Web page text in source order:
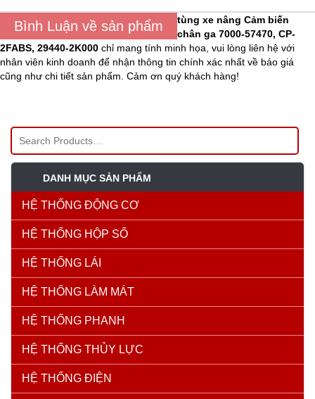
Bình Luận về sản phẩm tùng xe nâng Cảm biến
chân ga 7000-57470, CP-
2FABS, 29440-2K000 chỉ mang tính minh họa, vui lòng liên hệ với
nhân viên kinh doanh để nhận thông tin chính xác nhất về báo giá
cũng như chi tiết sản phẩm. Cảm ơn quý khách hàng!
DANH MỤC SẢN PHẨM
HỆ THỐNG ĐỘNG CƠ
HỆ THỐNG HỘP SỐ
HỆ THỐNG LÁI
HỆ THỐNG LÀM MÁT
HỆ THỐNG PHANH
HỆ THỐNG THỦY LỰC
HỆ THỐNG ĐIỆN